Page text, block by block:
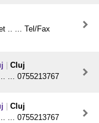
.. ... Tel/Fax
Cluj
... 0755213767
Cluj
... 0755213767